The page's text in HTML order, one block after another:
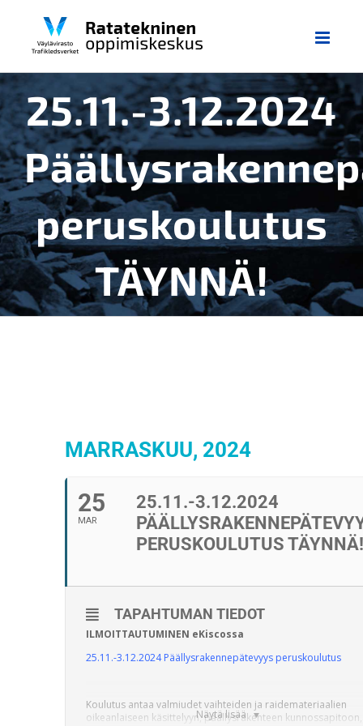
25.11.-3.12.2024
peruskoulutus
TÄYNNÄ!
MARRASKUU, 2024
25
MAR
25.11.-3.12.2024
PERUSKOULUTUS TÄYNNÄ!
Näytä lisää
TAPAHTUMAN TIEDOT
ILMOITTAUTUMINEN eKiscossa
25.11.-3.12.2024 Päällysrakennepätevyys peruskoulutus
Koulutus antaa valmiudet vaihteiden ja raidemateriaalien
oikeanlaiseen käsittelyyn, päällysrakenteen kunnossapitoon,